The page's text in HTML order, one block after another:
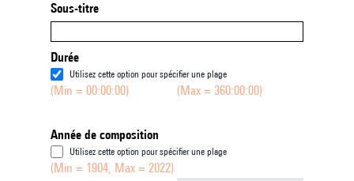
Sous-titre
Durée
Utilisez cette option pour spécifier une plage
(Min = 00:00:00) (Max = 360:00:00)
Année de composition
Utilisez cette option pour spécifier une plage
(Min = 1904, Max = 2022)